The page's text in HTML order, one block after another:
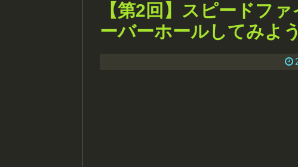
【第2回】スピードフ
ーバーホールしてみよ